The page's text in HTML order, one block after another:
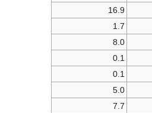
16.9
1.7
8.0
0.1
0.1
5.0
7.7